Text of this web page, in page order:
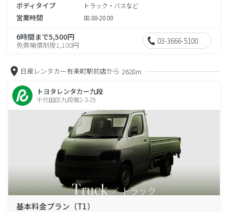
ボディタイプ トラック・バスなど
営業時間 08:00-20:00
6時間まで5,500円
免責補償制度1,100円 03-3666-5100
日産レンタカー有楽町駅前店から 2628m
トヨタレンタカー九段
千代田区九段南2-3-29
基本料金プラン（T1）